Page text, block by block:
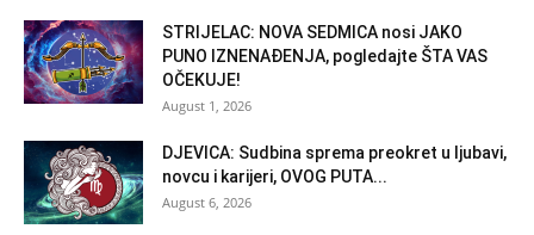
STRIJELAC: NOVA SEDMICA nosi JAKO
PUNO IZNENAĐENJA, pogledajte ŠTA VAS
OČEKUJE!
August 1, 2026
DJEVICA: Sudbina sprema preokret u ljubavi,
novcu i karijeri, OVOG PUTA...
August 6, 2026